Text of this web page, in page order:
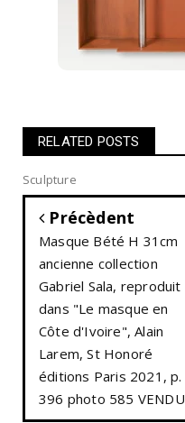
RELATED POSTS
Sculpture
Précèdent
Masque Bété H 31cm
ancienne collection
Gabriel Sala, reproduit
dans "Le masque en
Côte d'Ivoire", Alain
Larem, St Honoré
éditions Paris 2021, p.
396 photo 585 VENDU